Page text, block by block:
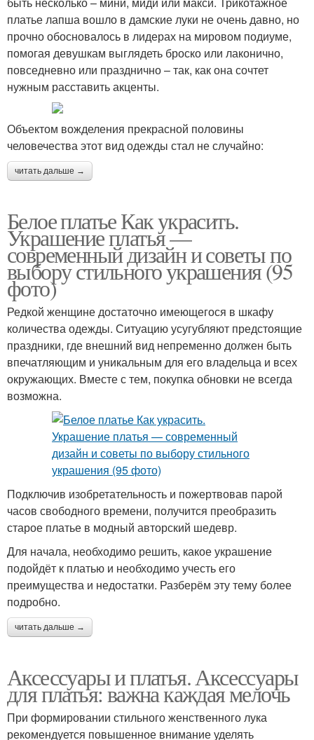
платье лапша вошло в дамские луки не очень давно, но
прочно обосновалось в лидерах на мировом подиуме,
помогая девушкам выглядеть броско или лаконично,
повседневно или празднично – так, как она сочтет
нужным расставить акценты.
Объектом вожделения прекрасной половины
человечества этот вид одежды стал не случайно:
читать дальше →
Белое платье Как украсить.
Украшение платья —
современный дизайн и советы по
выбору стильного украшения (95
фото)
Редкой женщине достаточно имеющегося в шкафу
количества одежды. Ситуацию усугубляют предстоящие
праздники, где внешний вид непременно должен быть
впечатляющим и уникальным для его владельца и всех
окружающих. Вместе с тем, покупка обновки не всегда
возможна.
Подключив изобретательность и пожертвовав парой
часов свободного времени, получится преобразить
старое платье в модный авторский шедевр.
Для начала, необходимо решить, какое украшение
подойдёт к платью и необходимо учесть его
преимущества и недостатки. Разберём эту тему более
подробно.
читать дальше →
Аксессуары и платья. Аксессуары
для платья: важна каждая мелочь
При формировании стильного женственного лука
рекомендуется повышенное внимание уделять